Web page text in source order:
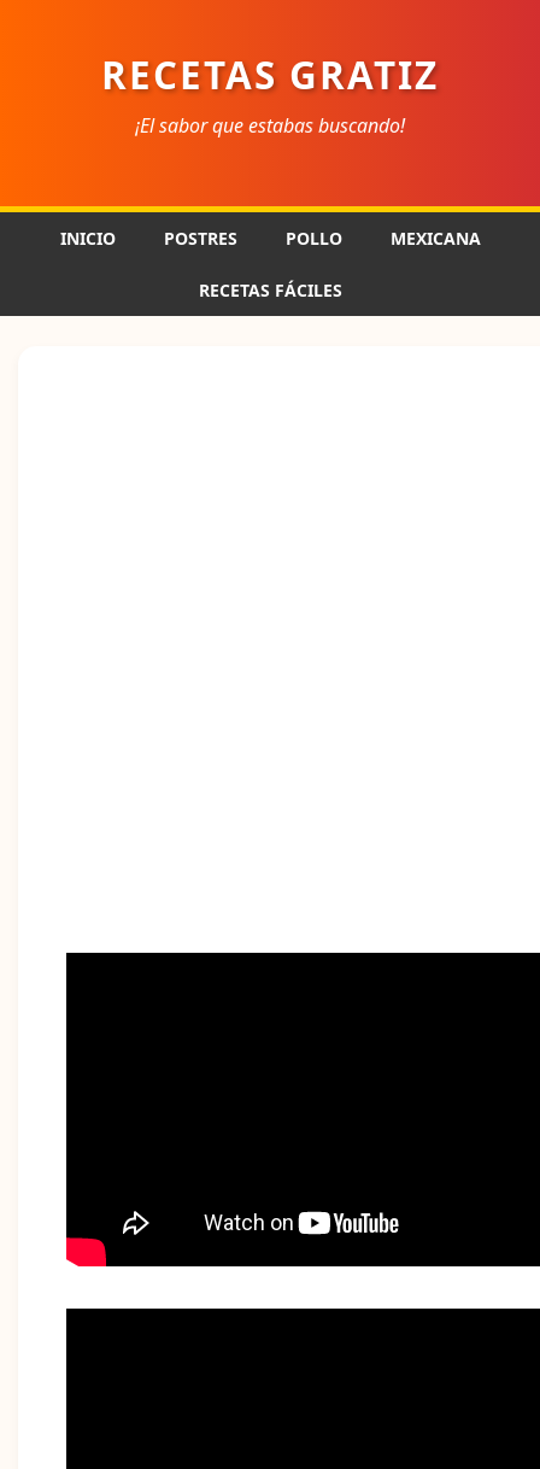
RECETAS GRATIZ
¡El sabor que estabas buscando!
INICIO POSTRES POLLO MEXICANA
RECETAS FÁCILES